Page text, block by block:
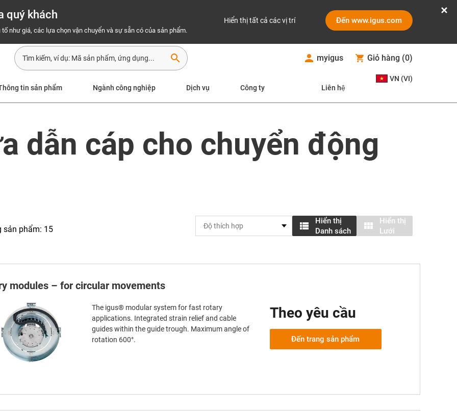
quý khách
như giá, các lựa chọn vận chuyển và sự sẵn có của sản phẩm.
Hiển thị tất cả các vị trí Đến www.igus.com
search myigus Giỏ hàng (0)
tin sản phẩm Ngành công nghiệp Dịch vụ Công ty Liên hệ
VN (VI)
dẫn cáp cho chuyển động
Hiển thị
Danh sách
Hiển thị
Lưới
sản phẩm: 15
modules – for circular movements
The igus® modular system for fast rotary
applications. Integrated strain relief and cable
guides within the guide trough. Maximum angle of
rotation 600°.
Theo yêu cầu
Đến trang sản phẩm